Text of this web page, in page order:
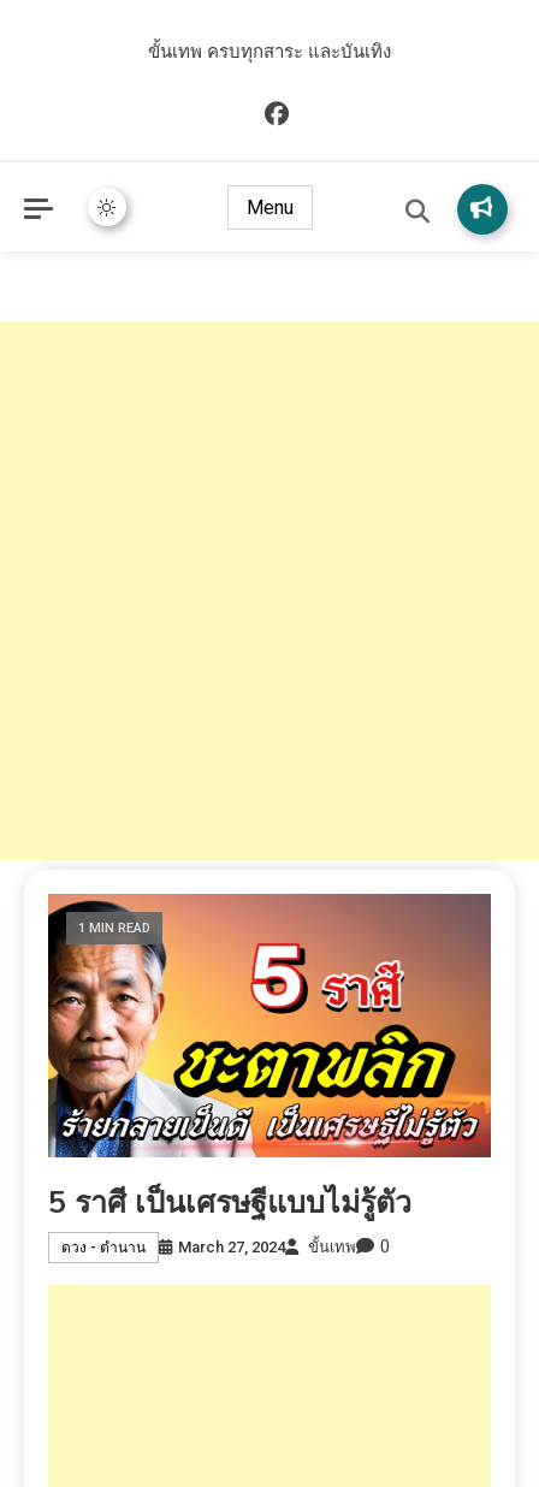
ขั้นเทพ ครบทุกสาระ และบันเทิง
Menu
1 MIN READ
5 ราศี เป็นเศรษฐีแบบไม่รู้ตัว
ดวง - ตำนาน March 27, 2024 ขั้นเทพ 0